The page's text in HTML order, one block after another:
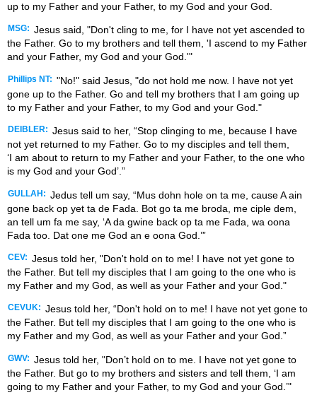
up to my Father and your Father, to my God and your God.
MSG: Jesus said, "Don't cling to me, for I have not yet ascended to
the Father. Go to my brothers and tell them, 'I ascend to my Father
and your Father, my God and your God.'"
Phillips NT: "No!" said Jesus, "do not hold me now. I have not yet
gone up to the Father. Go and tell my brothers that I am going up
to my Father and your Father, to my God and your God."
DEIBLER: Jesus said to her, “Stop clinging to me, because I have
not yet returned to my Father. Go to my disciples and tell them,
‘I am about to return to my Father and your Father, to the one who
is my God and your God’.”
GULLAH: Jedus tell um say, “Mus dohn hole on ta me, cause A ain
gone back op yet ta de Fada. Bot go ta me broda, me ciple dem,
an tell um fa me say, ‘A da gwine back op ta me Fada, wa oona
Fada too. Dat one me God an e oona God.’”
CEV: Jesus told her, "Don't hold on to me! I have not yet gone to
the Father. But tell my disciples that I am going to the one who is
my Father and my God, as well as your Father and your God."
CEVUK: Jesus told her, “Don't hold on to me! I have not yet gone to
the Father. But tell my disciples that I am going to the one who is
my Father and my God, as well as your Father and your God.”
GWV: Jesus told her, "Don’t hold on to me. I have not yet gone to
the Father. But go to my brothers and sisters and tell them, ‘I am
going to my Father and your Father, to my God and your God.’"